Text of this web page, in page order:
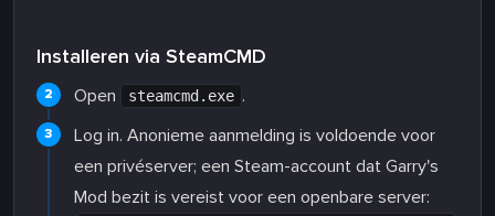
Installeren via SteamCMD
Open steamcmd.exe .
Log in. Anonieme aanmelding is voldoende voor
een privéserver; een Steam-account dat Garry's
Mod bezit is vereist voor een openbare server: